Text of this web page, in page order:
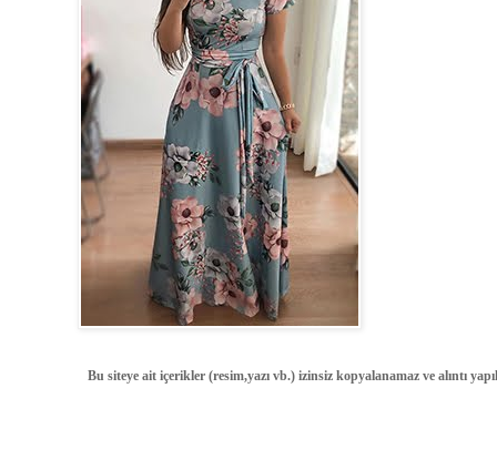
Bu siteye ait içerikler (resim,yazı vb.) izinsiz kopyalanamaz ve alıntı